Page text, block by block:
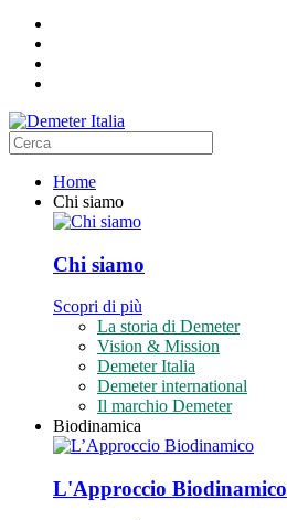
Home
Chi siamo
Chi siamo
Scopri di più
La storia di Demeter
Vision & Mission
Demeter Italia
Demeter international
Il marchio Demeter
Biodinamica
L'Approccio Biodinamico